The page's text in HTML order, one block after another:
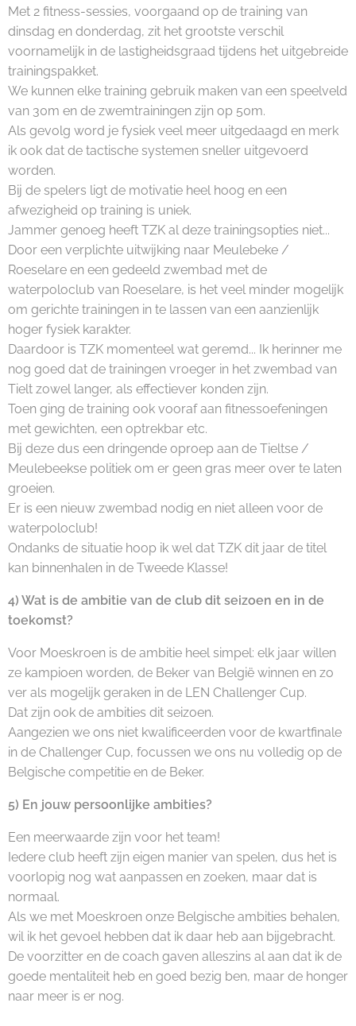
Met 2 fitness-sessies, voorgaand op de training van
dinsdag en donderdag, zit het grootste verschil
voornamelijk in de lastigheidsgraad tijdens het uitgebreide
trainingspakket.
We kunnen elke training gebruik maken van een speelveld
van 30m en de zwemtrainingen zijn op 50m.
Als gevolg word je fysiek veel meer uitgedaagd en merk
ik ook dat de tactische systemen sneller uitgevoerd
worden.
Bij de spelers ligt de motivatie heel hoog en een
afwezigheid op training is uniek.
Jammer genoeg heeft TZK al deze trainingsopties niet...
Door een verplichte uitwijking naar Meulebeke /
Roeselare en een gedeeld zwembad met de
waterpoloclub van Roeselare, is het veel minder mogelijk
om gerichte trainingen in te lassen van een aanzienlijk
hoger fysiek karakter.
Daardoor is TZK momenteel wat geremd... Ik herinner me
nog goed dat de trainingen vroeger in het zwembad van
Tielt zowel langer, als effectiever konden zijn.
Toen ging de training ook vooraf aan fitnessoefeningen
met gewichten, een optrekbar etc.
Bij deze dus een dringende oproep aan de Tieltse /
Meulebeekse politiek om er geen gras meer over te laten
groeien.
Er is een nieuw zwembad nodig en niet alleen voor de
waterpoloclub!
Ondanks de situatie hoop ik wel dat TZK dit jaar de titel
kan binnenhalen in de Tweede Klasse!
4) Wat is de ambitie van de club dit seizoen en in de
toekomst?
Voor Moeskroen is de ambitie heel simpel: elk jaar willen
ze kampioen worden, de Beker van België winnen en zo
ver als mogelijk geraken in de LEN Challenger Cup.
Dat zijn ook de ambities dit seizoen.
Aangezien we ons niet kwalificeerden voor de kwartfinale
in de Challenger Cup, focussen we ons nu volledig op de
Belgische competitie en de Beker.
5) En jouw persoonlijke ambities?
Een meerwaarde zijn voor het team!
Iedere club heeft zijn eigen manier van spelen, dus het is
voorlopig nog wat aanpassen en zoeken, maar dat is
normaal.
Als we met Moeskroen onze Belgische ambities behalen,
wil ik het gevoel hebben dat ik daar heb aan bijgebracht.
De voorzitter en de coach gaven alleszins al aan dat ik de
goede mentaliteit heb en goed bezig ben, maar de honger
naar meer is er nog.